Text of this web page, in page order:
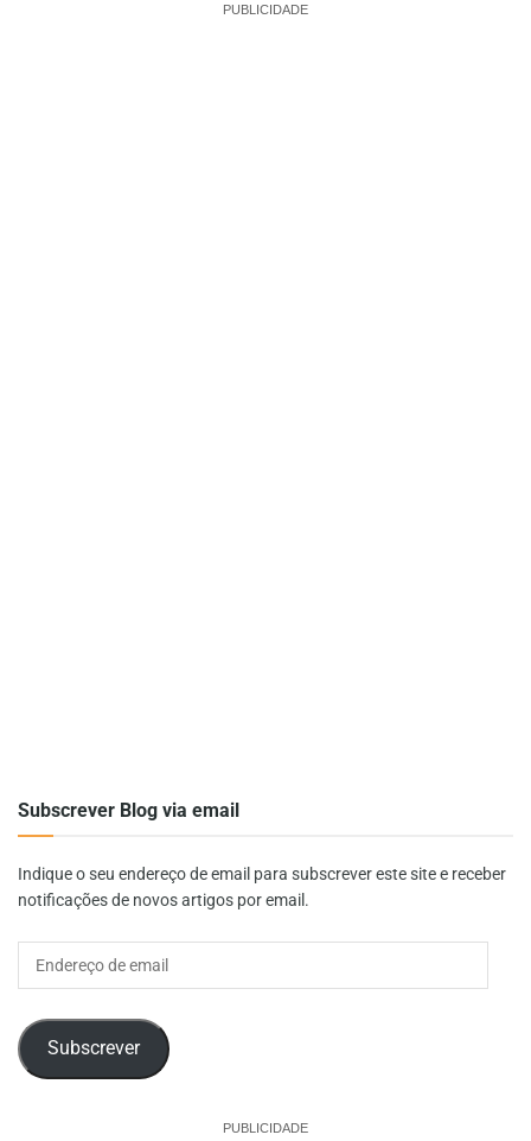
PUBLICIDADE
Subscrever Blog via email
Indique o seu endereço de email para subscrever este site e receber
notificações de novos artigos por email.
Endereço
Subscrever
PUBLICIDADE